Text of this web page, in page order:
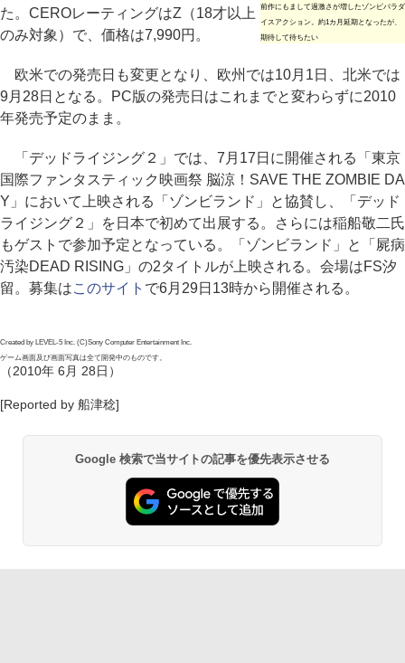
前作にもまして過激さが増したゾンビパラダ
イスアクション。約1カ月延期となったが、
期待して待ちたい
た。CEROレーティングはZ（18才以上
のみ対象）で、価格は7,990円。
欧米での発売日も変更となり、欧州では10月1日、北米では
9月28日となる。PC版の発売日はこれまでと変わらずに2010
年発売予定のまま。
「デッドライジング２」では、7月17日に開催される「東京
国際ファンタスティック映画祭 脳涼！SAVE THE ZOMBIE DA
Y」において上映される「ゾンビランド」と協賛し、「デッド
ライジング２」を日本で初めて出展する。さらには稲船敬二氏
もゲストで参加予定となっている。「ゾンビランド」と「屍病
汚染DEAD RISING」の2タイトルが上映される。会場はFS汐
留。募集はこのサイト で6月29日13時から開催される。
Created by LEVEL-5 Inc. (C)Sony Computer Entertainment Inc.
ゲーム画面及び画面写真は全て開発中のものです。
（2010年 6月 28日）
[Reported by 船津稔]
Google 検索で当サイトの記事を優先表示させる